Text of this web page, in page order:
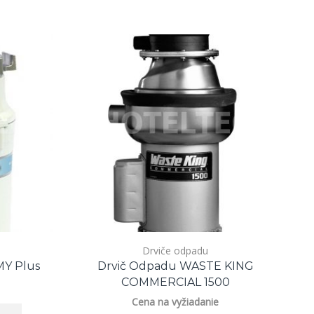
Plus
Drviče odpadu
Drvič Odpadu WASTE KING
COMMERCIAL 1500
Cena na vyžiadanie